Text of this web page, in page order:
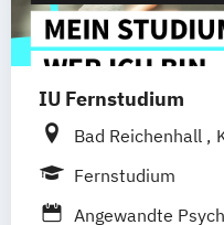
IU Fernstudium
Bad Reichenhall
Kiel
Frankfurt am
Fernstudium
Angewandte